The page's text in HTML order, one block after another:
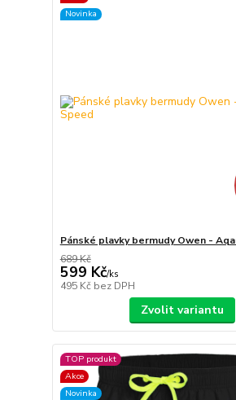
Novinka
Pánské plavky bermudy Owen -
689 Kč
599 Kč/ks
495 Kč bez DPH
Zvolit variantu
TOP produkt
Akce
Novinka